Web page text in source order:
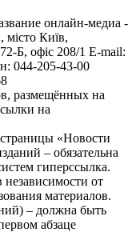
онлайн-медиа -
місто Київ,
офіс 208/1 E-mail:
044-205-43-00
размещённых на
на
«Новости
– обязательна
гиперссылка.
от
материалов.
– должна быть
абзаце